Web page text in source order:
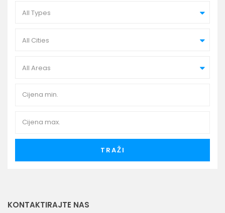
All Types
All Cities
All Areas
TRAŽI
KONTAKTIRAJTE NAS